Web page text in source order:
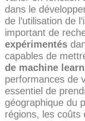
dans le
de l’utilisation de
important de
expérimentés
capables de
de machine
performances de
essentiel de
géographique du
régions, les coûts